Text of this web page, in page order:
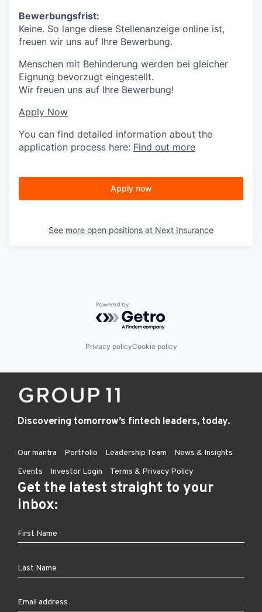
Bewerbungsfrist:
Keine. So lange diese Stellenanzeige online ist,
freuen wir uns auf Ihre Bewerbung.
Menschen mit Behinderung werden bei gleicher
Eignung bevorzugt eingestellt.
Wir freuen uns auf Ihre Bewerbung!
Apply Now
You can find detailed information about the
application process here: Find out more
Apply now
See more open positions at Next Insurance
Powered by Getro.com
Privacy policyCookie policy
Discovering tomorrow’s fintech leaders, today.
Our mantra Portfolio Leadership Team
News & Insights
Events
Investor Login Terms & Privacy Policy
Get the latest straight to your
inbox: